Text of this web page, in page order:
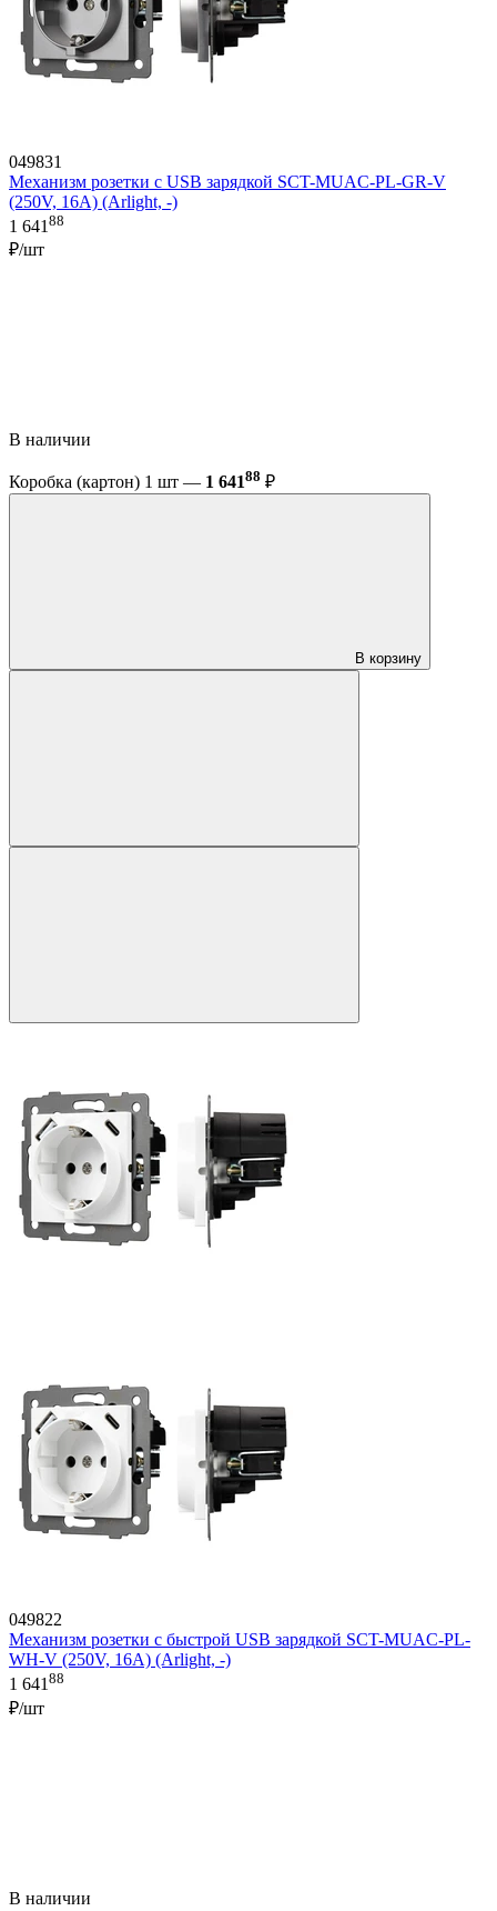
049831
Механизм розетки с USB зарядкой SCT-MUAC-PL-GR-V
(250V, 16A) (Arlight, -)
1 641 88
₽/шт
В наличии
Коробка (картон) 1 шт — 1 64188 ₽
В корзину
049822
Механизм розетки с быстрой USB зарядкой SCT-MUAC-PL-
WH-V (250V, 16A) (Arlight, -)
1 64188
₽/шт
В наличии